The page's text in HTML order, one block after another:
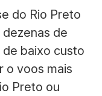
do Rio Preto
de
baixo custo
o voos mais
Preto ou